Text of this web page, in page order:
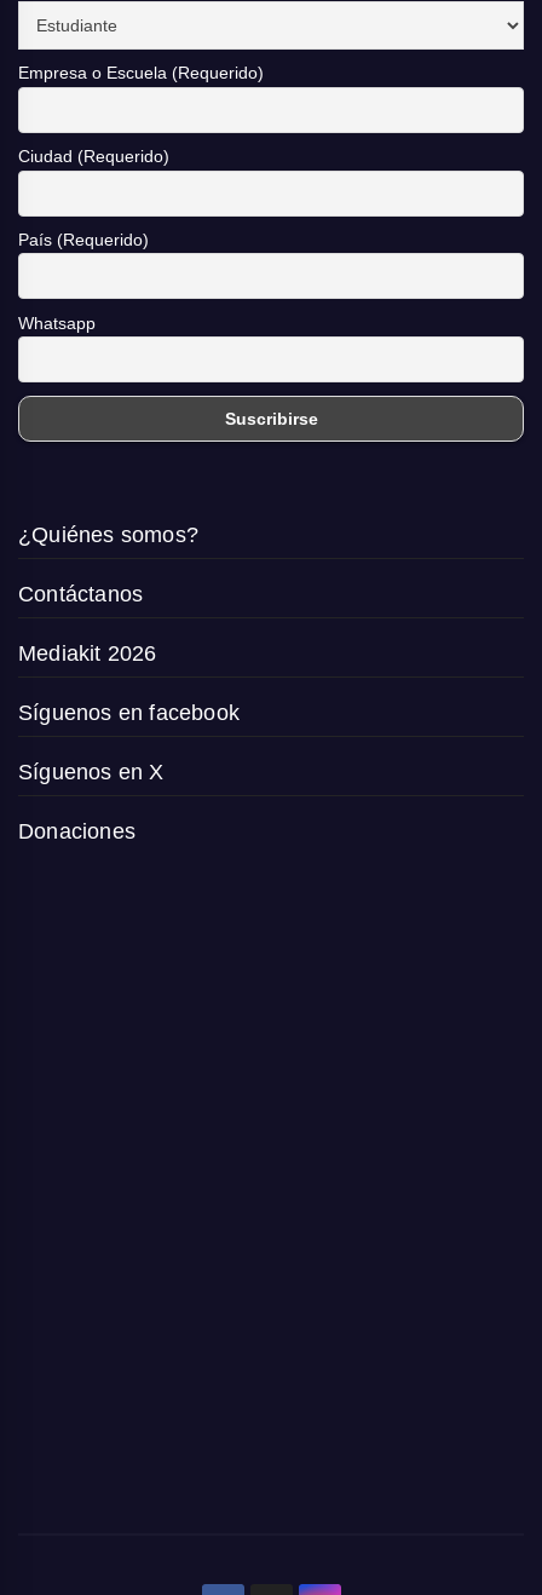
Empresa o Escuela (Requerido)
Ciudad (Requerido)
País (Requerido)
Whatsapp
¿Quiénes somos?
Contáctanos
Mediakit 2026
Síguenos en facebook
Síguenos en X
Donaciones